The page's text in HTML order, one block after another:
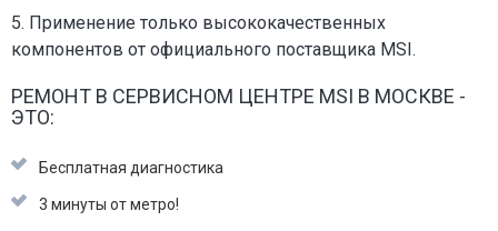
5. Применение только высококачественных
компонентов от официального поставщика MSI.
РЕМОНТ В СЕРВИСНОМ ЦЕНТРЕ MSI В МОСКВЕ -
ЭТО:
Бесплатная диагностика
3 минуты от метро!